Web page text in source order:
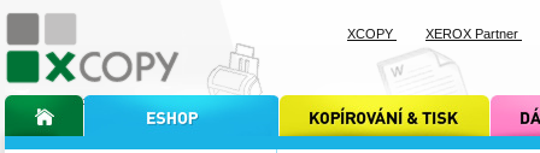
úvodní stránka xcopyinternetový obchod xcopy kopírování a tisk xcopy dárkové
XCOPY XEROX Partner